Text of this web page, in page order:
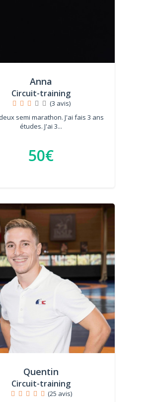
Anna
Circuit-training
(3 avis)
semi marathon. J'ai fais 3 ans
études. J'ai 3...
50€
Quentin
Circuit-training
(25 avis)